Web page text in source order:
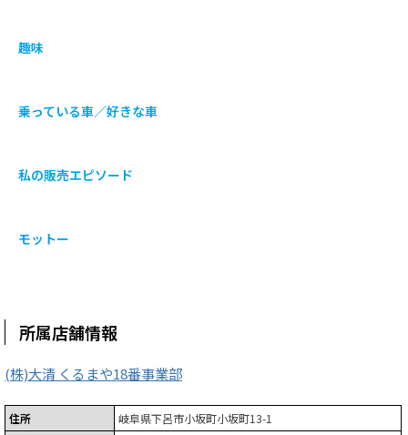
趣味
乗っている車／好きな車
私の販売エピソード
モットー
所属店舗情報
(株)大清 くるまや18番事業部
住所
岐阜県下呂市小坂町小坂町13-1